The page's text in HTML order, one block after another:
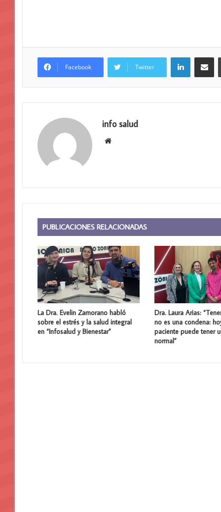
Facebook Twitter
LinkedIn
info salud
Sitio
PUBLICACIONES RELACIONADAS
La Dra. Evelin Zamorano habló
sobre el estrés y la salud integral
en “Infosalud y Bienestar”
Dra. Laura Arias:
no es una condena:
paciente puede tener
normal”